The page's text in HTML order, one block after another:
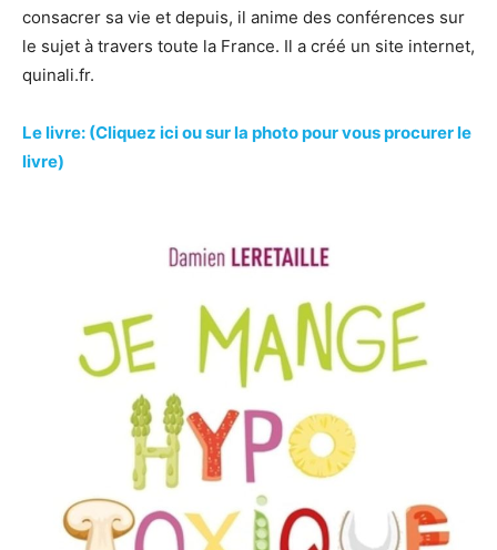
consacrer sa vie et depuis, il anime des conférences sur
le sujet à travers toute la France. Il a créé un site internet,
quinali.fr.
Le livre: (Cliquez ici ou sur la photo pour vous procurer le
livre)